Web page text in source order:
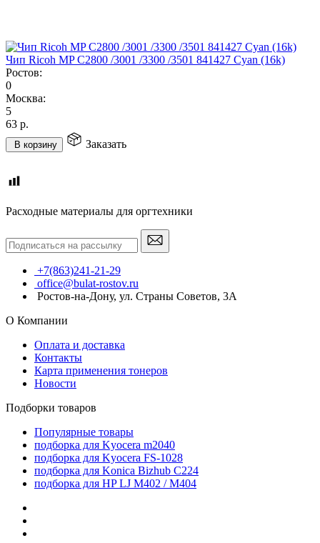
Чип Ricoh MP C2800 /3001 /3300 /3501 841427 Cyan (16k)
Ростов:
0
Москва:
5
63 р.
В корзину Заказать
Расходные материалы для оргтехники
+7(863)241-21-29
office@bulat-rostov.ru
Ростов-на-Дону, ул. Страны Советов, 3А
О Компании
Оплата и доставка
Контакты
Карта применения тонеров
Новости
Подборки товаров
Популярные товары
подборка для Kyocera m2040
подборка для Kyocera FS-1028
подборка для Konica Bizhub C224
подборка для HP LJ M402 / M404